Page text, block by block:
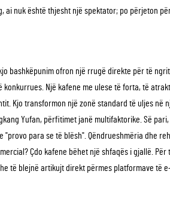
nuk është thjesht një spektator; po përjeton
bashkëpunim ofron një rrugë direkte për të
Një kafene me ulese të forta, të
Kjo transformon një zonë standard të uljes në
Yufan, përfitimet janë multifaktorike. Së
para se të blësh". Qëndrueshmëria dhe
Çdo kafene bëhet një shfaqës i gjallë.
të blejnë artikujt direkt përmes platformave